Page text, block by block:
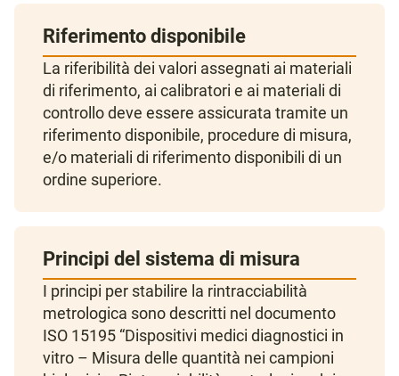
Riferimento disponibile
La riferibilità dei valori assegnati ai materiali
di riferimento, ai calibratori e ai materiali di
controllo deve essere assicurata tramite un
riferimento disponibile, procedure di misura,
e/o materiali di riferimento disponibili di un
ordine superiore.
Principi del sistema di misura
I principi per stabilire la rintracciabilità
metrologica sono descritti nel documento
ISO 15195 “Dispositivi medici diagnostici in
vitro – Misura delle quantità nei campioni